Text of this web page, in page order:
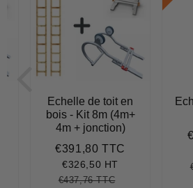
Echelle de toit en
bois - Kit 8m (4m+
4m + jonction)
Prix
réduit
€391,80 TTC
€326,50 HT
Prix
€437,76 TTC€437,76